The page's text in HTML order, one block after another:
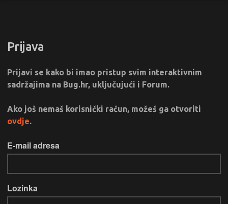
Prijava
Prijavi se kako bi imao pristup svim interaktivnim
sadržajima na Bug.hr, uključujući i Forum.
Ako još nemaš korisnički račun, možeš ga otvoriti
ovdje.
E-mail adresa
Lozinka